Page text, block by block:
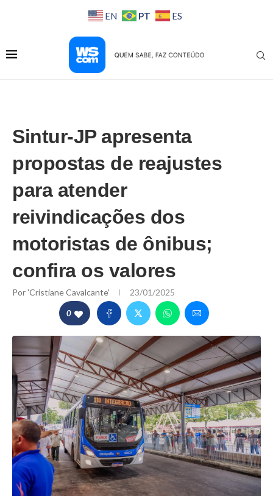
EN PT ES
Sintur-JP apresenta
propostas de reajustes
para atender
reivindicações dos
motoristas de ônibus;
confira os valores
Por'Cristiane Cavalcante' 23/01/2025
0